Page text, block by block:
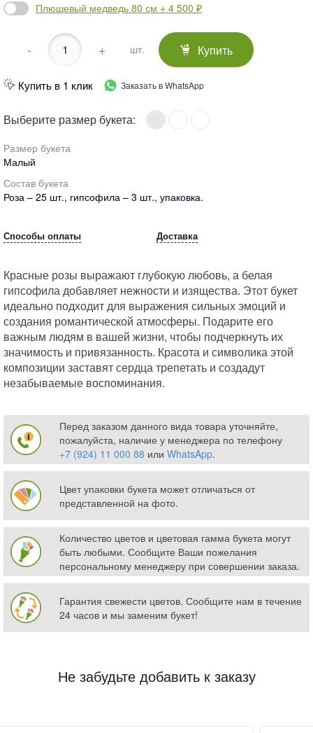
Плюшевый медведь 80 см + 4 500 ₽
- + шт. Купить
Купить в 1 клик Заказать в WhatsApp
Выберите размер букета:
Размер букета
Малый
Состав букета
Роза – 25 шт., гипсофила – 3 шт., упаковка.
Способы оплаты Доставка
Красные розы выражают глубокую любовь, а белая
гипсофила добавляет нежности и изящества. Этот букет
идеально подходит для выражения сильных эмоций и
создания романтической атмосферы. Подарите его
важным людям в вашей жизни, чтобы подчеркнуть их
значимость и привязанность. Красота и символика этой
композиции заставят сердца трепетать и создадут
незабываемые воспоминания.
Перед заказом данного вида товара уточняйте,
пожалуйста, наличие у менеджера по телефону
+7 (924) 11 000 88 или WhatsApp.
Цвет упаковки букета может отличаться от
представленной на фото.
Количество цветов и цветовая гамма букета могут
быть любыми. Сообщите Ваши пожелания
персональному менеджеру при совершении заказа.
Гарантия свежести цветов. Сообщите нам в течение
24 часов и мы заменим букет!
Не забудьте добавить к заказу